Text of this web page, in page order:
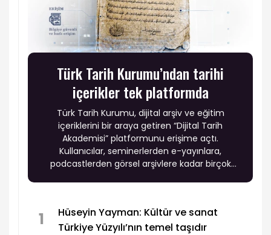
Türk Tarih Kurumu’ndan tarihi
içerikler tek platformda
Türk Tarih Kurumu, dijital arşiv ve eğitim
içeriklerini bir araya getiren “Dijital Tarih
Akademisi” platformunu erişime açtı.
Kullanıcılar, seminerlerden e-yayınlara,
podcastlerden görsel arşivlere kadar birçok
1
Hüseyin Yayman: Kültür ve sanat
Türkiye Yüzyılı’nın temel taşıdır